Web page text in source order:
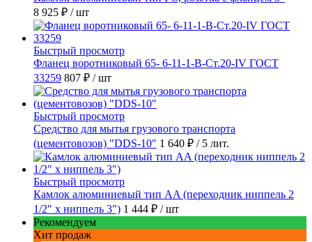
8 925 ₽ / шт
Быстрый просмотр
Фланец воротниковый 65- 6-11-1-B-Ст.20-IV ГОСТ
33259 807 ₽ / шт
Быстрый просмотр
Средство для мытья грузового транспорта
(цементовозов) "DDS-10" 1 640 ₽ / 5 лит.
Быстрый просмотр
Камлок алюминиевый тип AA (переходник ниппель 2
1/2" х ниппель 3") 1 444 ₽ / шт
Рекомендуем
Хит продаж